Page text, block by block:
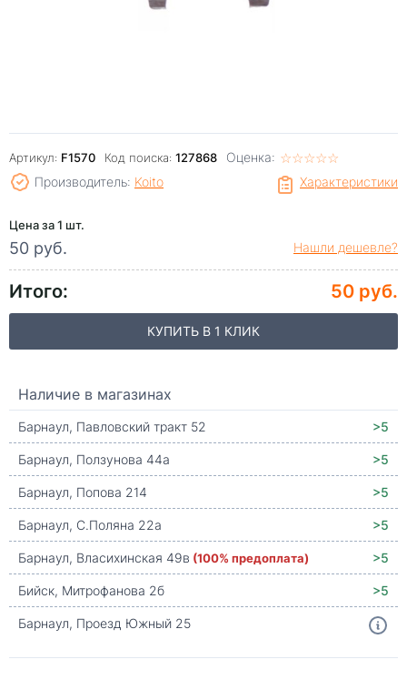
Артикул: F1570 Код поиска: 127868 Оценка: ☆☆☆☆☆
★★★★★
Характеристики
Производитель: Koito
Цена за 1 шт.
50 руб. Нашли дешевле?
Итого: 50 руб.
КУПИТЬ В 1 КЛИК
Наличие в магазинах
Барнаул, Павловский тракт 52
>5
Барнаул, Ползунова 44а
>5
Барнаул, Попова 214
>5
Барнаул, С.Поляна 22а
>5
Барнаул, Власихинская 49в (100% предоплата)
>5
Бийск, Митрофанова 2б
>5
Барнаул, Проезд Южный 25